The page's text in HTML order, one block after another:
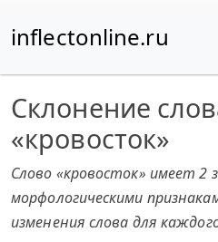
inflectonline.ru
Склонение
«кровосток»
Слово «кровосток» имеет 2
морфологическими
изменения слова для